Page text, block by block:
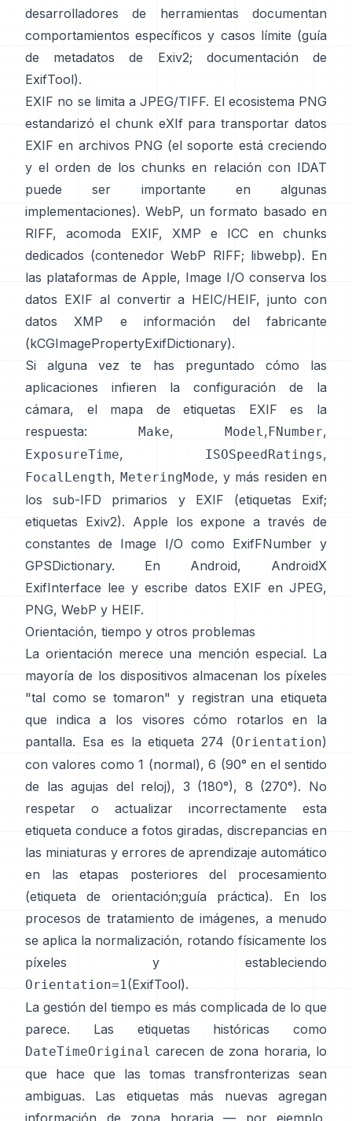
desarrolladores de herramientas documentan
comportamientos específicos y casos límite (guía
de metadatos de Exiv2; documentación de
ExifTool).
EXIF no se limita a JPEG/TIFF. El ecosistema PNG
estandarizó el chunk eXIfpara transportar datos
EXIF en archivos PNG (el soporte está creciendo
y el orden de los chunks en relación con IDAT
puede ser importante en algunas
implementaciones). WebP, un formato basado en
RIFF, acomoda EXIF, XMP e ICC en chunks
dedicados (contenedor WebP RIFF; libwebp). En
las plataformas de Apple, Image I/O conserva los
datos EXIF al convertir a HEIC/HEIF, junto con
datos XMP e información del fabricante
(kCGImagePropertyExifDictionary).
Si alguna vez te has preguntado cómo las
aplicaciones infieren la configuración de la
cámara, el mapa de etiquetas EXIF es la
respuesta: Make, Model,FNumber,
ExposureTime, ISOSpeedRatings,
FocalLength, MeteringMode, y más residen en
los sub-IFD primarios y EXIF (etiquetas Exif;
etiquetas Exiv2). Apple los expone a través de
constantes de Image I/O como ExifFNumber y
GPSDictionary. En Android, AndroidX
ExifInterface lee y escribe datos EXIF en JPEG,
PNG, WebP y HEIF.
Orientación, tiempo y otros problemas
La orientación merece una mención especial. La
mayoría de los dispositivos almacenan los píxeles
"tal como se tomaron" y registran una etiqueta
que indica a los visores cómo rotarlos en la
pantalla. Esa es la etiqueta 274 (Orientation)
con valores como 1 (normal), 6 (90° en el sentido
de las agujas del reloj), 3 (180°), 8 (270°). No
respetar o actualizar incorrectamente esta
etiqueta conduce a fotos giradas, discrepancias en
las miniaturas y errores de aprendizaje automático
en las etapas posteriores del procesamiento
(etiqueta de orientación;guía práctica). En los
procesos de tratamiento de imágenes, a menudo
se aplica la normalización, rotando físicamente los
píxeles y estableciendo
Orientation=1(ExifTool).
La gestión del tiempo es más complicada de lo que
parece. Las etiquetas históricas como
DateTimeOriginal carecen de zona horaria, lo
que hace que las tomas transfronterizas sean
ambiguas. Las etiquetas más nuevas agregan
información de zona horaria — por ejemplo,